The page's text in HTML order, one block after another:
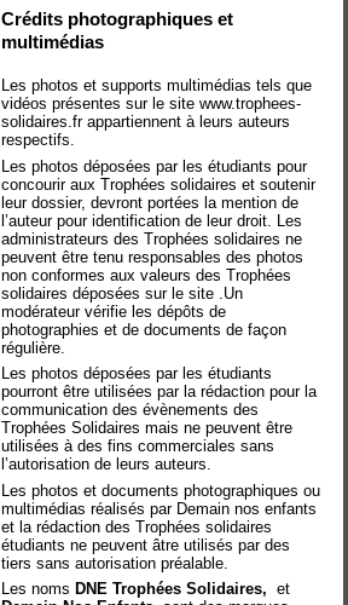
Crédits photographiques et
multimédias
Les photos et supports multimédias tels que
vidéos présentes sur le site www.trophees-
solidaires.fr appartiennent à leurs auteurs
respectifs.
Les photos déposées par les étudiants pour
concourir aux Trophées solidaires et soutenir
leur dossier, devront portées la mention de
l’auteur pour identification de leur droit. Les
administrateurs des Trophées solidaires ne
peuvent être tenu responsables des photos
non conformes aux valeurs des Trophées
solidaires déposées sur le site .Un
modérateur vérifie les dépôts de
photographies et de documents de façon
régulière.
Les photos déposées par les étudiants
pourront être utilisées par la rédaction pour la
communication des évènements des
Trophées Solidaires mais ne peuvent être
utilisées à des fins commerciales sans
l’autorisation de leurs auteurs.
Les photos et documents photographiques ou
multimédias réalisés par Demain nos enfants
et la rédaction des Trophées solidaires
étudiants ne peuvent âtre utilisés par des
tiers sans autorisation préalable.
Les noms DNE Trophées Solidaires, et